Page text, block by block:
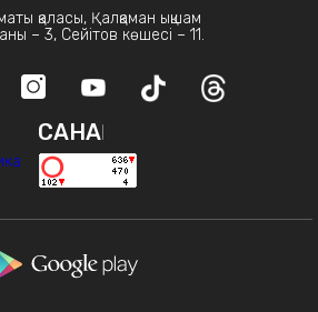
қаласы, Қалқаман ықшам
– 3, Сейітов көшесі – 11.
САНАҚ